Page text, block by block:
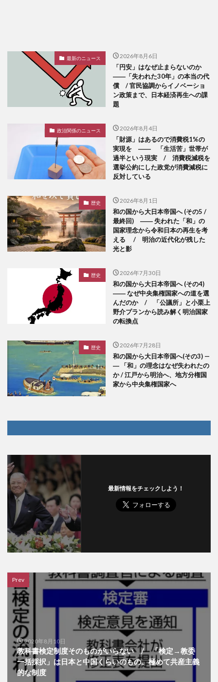
最新のニュース 2026年8月6日
「円安」はなぜ止まらないのか
――「失われた30年」の本当の代
償 / 官民協調からイノベーショ
ン政策まで、日本経済再生への課
題
政治関係のニュース 2026年8月4日
「財源」はあるので消費税1%の
実現を ―― 「生活苦」世帯が
過半という現実 / 消費税減税を
選挙公約にした政党が消費減税に
反対している
歴史 2026年8月1日
和の国から大日本帝国へ (その5 /
最終回) ―― 失われた「和」の
国家理念から令和日本の再生を考
える / 明治の近代化が残した
光と影
歴史 2026年7月30日
和の国から大日本帝国へ (その4)
―― なぜ中央集権国家への道を選
んだのか / 「公議所」と小栗上
野介プランから読み解く明治国家
の転換点
歴史 2026年7月28日
和の国から大日本帝国へ(その3) —
― 「和」の理念はなぜ失われたの
か / 江戸から明治へ、地方分権国
家から中央集権国家へ
最新情報をチェックしよう！
Prev
2020年8月10日
教科書検定制度そのものがいらない / 「検定→教委
一括採択」は日本と中国くらいのもの。極めて共産主義
的な制度